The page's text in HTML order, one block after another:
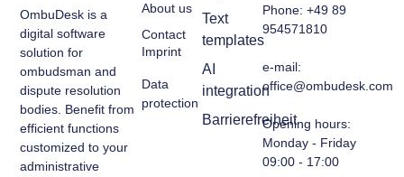
OmbuDesk is a
digital software
solution for
ombudsman and
dispute resolution
bodies. Benefit from
efficient functions
customized to your
administrative
Text
templates
AI
integration
Barrierefreiheit
About us
Contact
Imprint
Data
protection
Phone: +49 89
954571810
e-mail:
office@ombudesk.com
Opening hours:
Monday - Friday
09:00 - 17:00